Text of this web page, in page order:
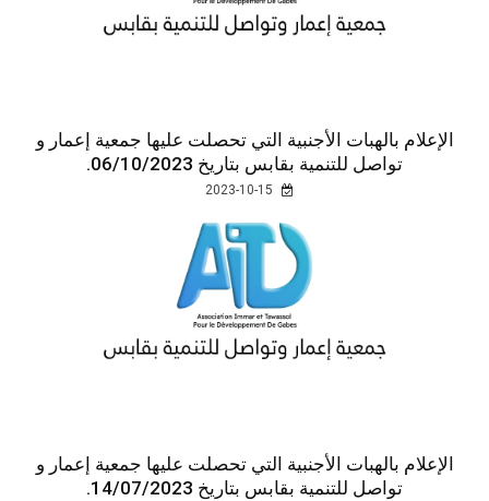
الإعلام بالهبات الأجنبية التي تحصلت عليها جمعية إعمار و
تواصل للتنمية بقابس بتاريخ 06/10/2023.
الإعلام بالهبات الأجنبية التي تحصلت عليها جمعية إعمار و
تواصل للتنمية بقابس بتاريخ 14/07/2023.